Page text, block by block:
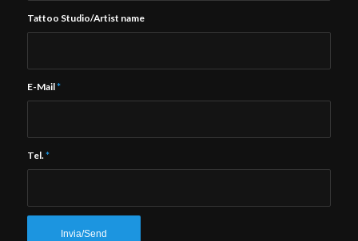
Tattoo Studio/Artist name
E-Mail*
Tel.*